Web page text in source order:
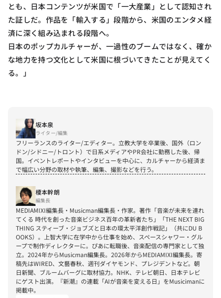
とも、日本コンテンツが米国で「一大産業」として認知され
た証しだ。作品を「輸入する」段階から、米国のエンタメ経
済に深く組み込まれる段階へ。
日本のポップカルチャーが、一過性のブームではなく、確か
な地力を持つ文化として米国に根づいてきたことが見えてく
る。」
坂本泉
ライター/編集
フリーランスのライター/エディター。立教大学を卒業後、国外（ロン
ドン/シドニー/トロント）で日系メディアやPR会社に勤務した後、帰
国。イベントレポートやインタビューを中心に、カルチャーから経済ま
で幅広い分野の取材や執筆、編集、撮影などを行う。
榎本幹朗
編集長
MEDIAMIXI編集長・Musicman編集長・作家。著作「音楽が未来を連れ
てくる 時代を創った音楽ビジネス百年の革新者たち」「THE NEXT BIG
THING スティーブ・ジョブズと日本の環太平洋創作戦記」（共にDU B
OOKS）。上智大学に在学中から仕事を始め、スペースシャワー・グル
ープで制作ディレクターに。ぴあに転職後、音楽配信の専門家として独
立。2024年からMusicman編集長。2026年からMEDIAMIXI編集長。寄
稿先はWIRED、文藝春秋、週刊ダイヤモンド、プレジデントなど。朝
日新聞、ブルームバーグに取材協力。NHK、テレビ朝日、日本テレビ
にゲスト出演。『新潮』の連載「AIが音楽を変える日」をMusicimanに
掲載中。